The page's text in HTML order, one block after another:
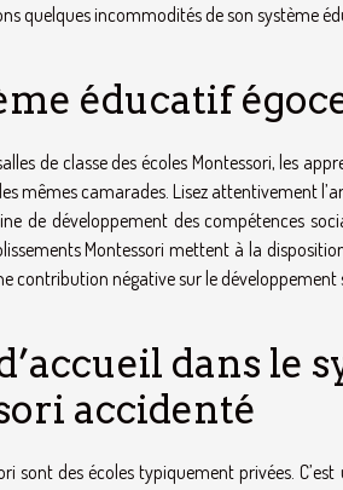
quelques incommodités de son système
éducatif
de classe des écoles Montessori, les
mêmes camarades. Lisez attentivement
de développement des compétences
Montessori mettent à la
contribution négative sur le
dans le
accidenté
sont des écoles typiquement privées.